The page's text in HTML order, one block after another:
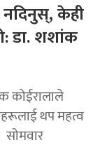
केही
डा. शशांक
कोईरालाले
थप महत्व